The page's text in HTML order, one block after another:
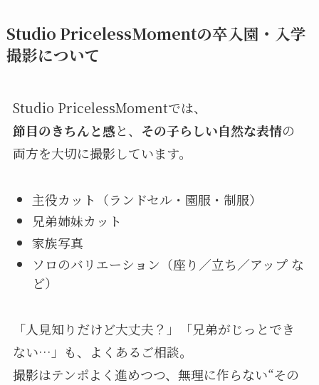
Studio PricelessMomentの卒入園・入学
撮影について
Studio PricelessMomentでは、
節目のきちんと感と、 その子らしい自然な表情の
両方を大切に撮影しています。
主役カット（ランドセル・園服・制服）
兄弟姉妹カット
家族写真
ソロのバリエーション（座り／立ち／アップ な
ど）
「人見知りだけど大丈夫？」「兄弟がじっとでき
ない…」も、よくあるご相談。
撮影はテンポよく進めつつ、無理に作らない“その